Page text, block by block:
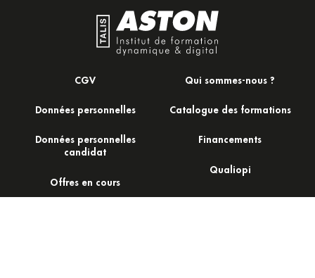
CGV
Données personnelles
Données personnelles
candidat
Offres en cours
Qui sommes-nous ?
Catalogue des formations
Financements
Qualiopi